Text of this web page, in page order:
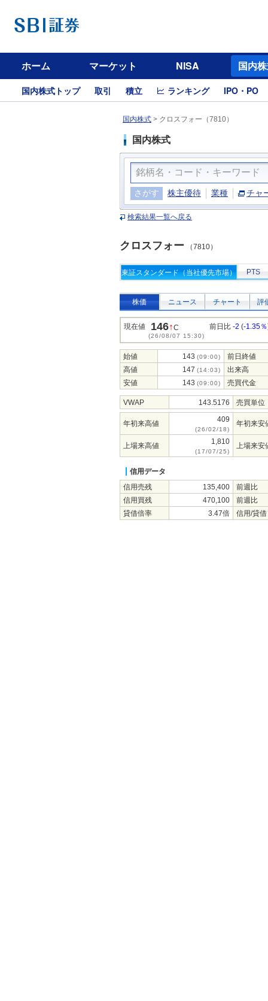
ホーム マーケット NISA 国内
国内株式トップ 取引 積立 ランキング IPO・PO
国内株式 > クロスフォー（7810）
国内株式
さがす 株主優待 業種 チャ
検索結果一覧へ戻る
クロスフォー （7810）
東証スタンダード（当社優先市場） PTS
株価 ニュース チャート 評
現在値 146↑C
(26/08/07 15:30)
前日比 -2 (-1.35％
始値 143 (09:00)
前日終値
高値
147 (14:03)
出来高
安値
143 (09:00) 売買代金
VWAP 143.5176 売買単位
年初来高値 409
(26/02/18)
年初来安
上場来高値 1,810
(17/07/25)
上場来安
信用データ
信用売残
135,400
前週比
信用買残
470,100
前週比
貸借倍率
3.47倍 信用/貸借